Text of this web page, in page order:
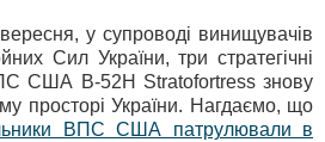
у супроводі винищувачів
Сил України, три стратегічні
США В-52Н Stratofortress знову
просторі України. Нагдаємо, що
ВПС США патрулювали в